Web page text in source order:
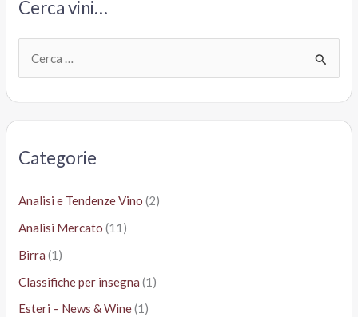
Cerca vini…
Categorie
Analisi e Tendenze Vino (2)
Analisi Mercato (11)
Birra (1)
Classifiche per insegna (1)
Esteri – News & Wine(1)